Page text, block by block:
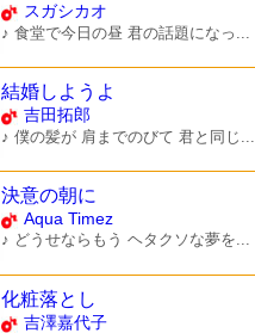
スガシカオ
♪ 食堂で今日の昼 君の話題になっ...
結婚しようよ
吉田拓郎
♪ 僕の髪が 肩までのびて 君と同じ...
決意の朝に
Aqua Timez
♪ どうせならもう ヘタクソな夢を...
化粧落とし
吉澤嘉代子